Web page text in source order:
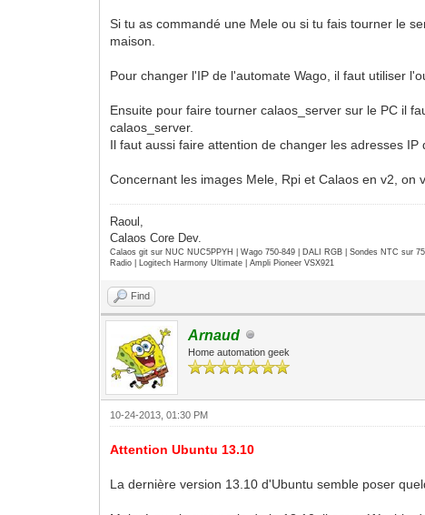
Si tu as commandé une Mele ou si tu fais tourner le
maison.
Pour changer l'IP de l'automate Wago, il faut utiliser
Ensuite pour faire tourner calaos_server sur le PC il
calaos_server.
Il faut aussi faire attention de changer les adresses
Concernant les images Mele, Rpi et Calaos en v2, on
Raoul,
Calaos Core Dev.
Calaos git sur NUC NUC5PPYH | Wago 750-849 | DALI RGB | Sondes NTC sur
Radio | Logitech Harmony Ultimate | Ampli Pioneer VSX921
Find
Arnaud
Home automation geek
10-24-2013, 01:30 PM
Attention Ubuntu 13.10
La dernière version 13.10 d'Ubuntu semble poser